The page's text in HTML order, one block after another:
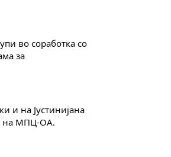
во соработка со
за
и на Јустинијана
на МПЦ-ОА.